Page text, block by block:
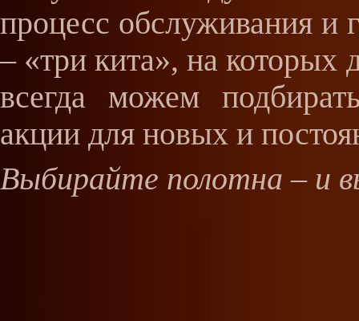
процесс обслуживания и
– «три кита», на
всегда можем
акции для новых и
Выбирайте полотна – и